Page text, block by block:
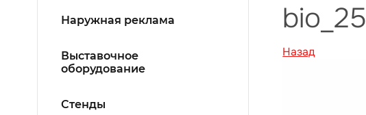
Наружная реклама
Выставочное
оборудование
Стенды
bio_25
Назад